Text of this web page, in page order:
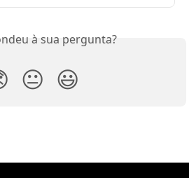
à sua pergunta?
😐 😃